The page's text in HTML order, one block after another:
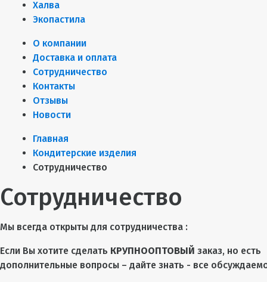
Халва
Экопастила
О компании
Доставка и оплата
Сотрудничество
Контакты
Отзывы
Новости
Главная
Кондитерские изделия
Сотрудничество
Сотрудничество
Мы всегда открыты для сотрудничества :
Если Вы хотите сделать КРУПНООПТОВЫЙ заказ, но есть
дополнительные вопросы – дайте знать - все